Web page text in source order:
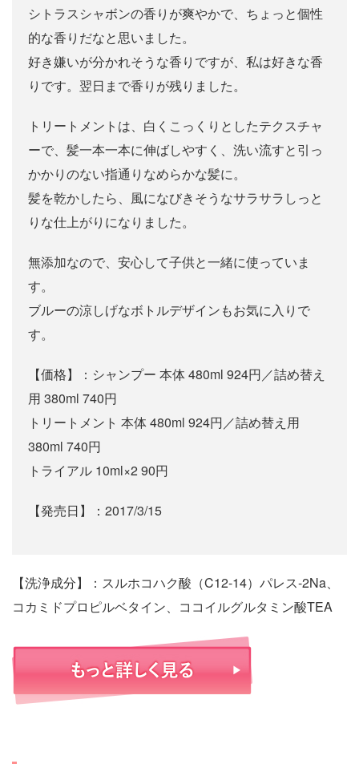
シトラスシャボンの香りが爽やかで、ちょっと個性
的な香りだなと思いました。
好き嫌いが分かれそうな香りですが、私は好きな香
りです。翌日まで香りが残りました。
トリートメントは、白くこっくりとしたテクスチャ
ーで、髪一本一本に伸ばしやすく、洗い流すと引っ
かかりのない指通りなめらかな髪に。
髪を乾かしたら、風になびきそうなサラサラしっと
りな仕上がりになりました。
無添加なので、安心して子供と一緒に使っていま
す。
ブルーの涼しげなボトルデザインもお気に入りで
す。
【価格】：シャンプー 本体 480ml 924円／詰め替え
用 380ml 740円
トリートメント 本体 480ml 924円／詰め替え用
380ml 740円
トライアル 10ml×2 90円
【発売日】：2017/3/15
【洗浄成分】：スルホコハク酸（C12-14）パレス-2Na、
コカミドプロピルベタイン、ココイルグルタミン酸TEA